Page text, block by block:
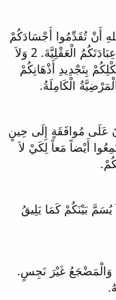
أَنْ تُقَدِّمُوا أَجْسَادَكُمْ
ذَبِيحَةً حَيَّةً مُقَدَّسَةً مَرْضِيَّةً عِنْدَ اللهِ عِبَادَتَكُمُ الْعَقْلِيَّةَ. 2 وَلاَ
بِتَجْدِيدِ أَذْهَانِكُمْ
الْكَامِلَةُ.
عَلَى مُوافَقَةٍ إِلَى حِينٍ
أَيْضاً مَعاً لِكَيْ لاَ
يُسَمَّ بَيْنَكُمْ كَمَا يَلِيقُ
وَالْمَضْجَعُ غَيْرَ نَجِسٍ.